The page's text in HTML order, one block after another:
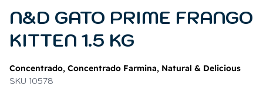
N&D GATO PRIME FRANGO
KITTEN 1.5 KG
Concentrado, Concentrado Farmina, Natural & Delicious
SKU 10578